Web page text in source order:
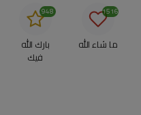
ما شاء الله
1516
بارك الله
فيك
948